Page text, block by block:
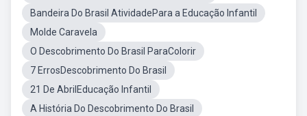
Bandeira Do Brasil AtividadePara a Educação Infantil
Molde Caravela
O Descobrimento Do Brasil ParaColorir
7 ErrosDescobrimento Do Brasil
21 De AbrilEducação Infantil
A História Do Descobrimento Do Brasil